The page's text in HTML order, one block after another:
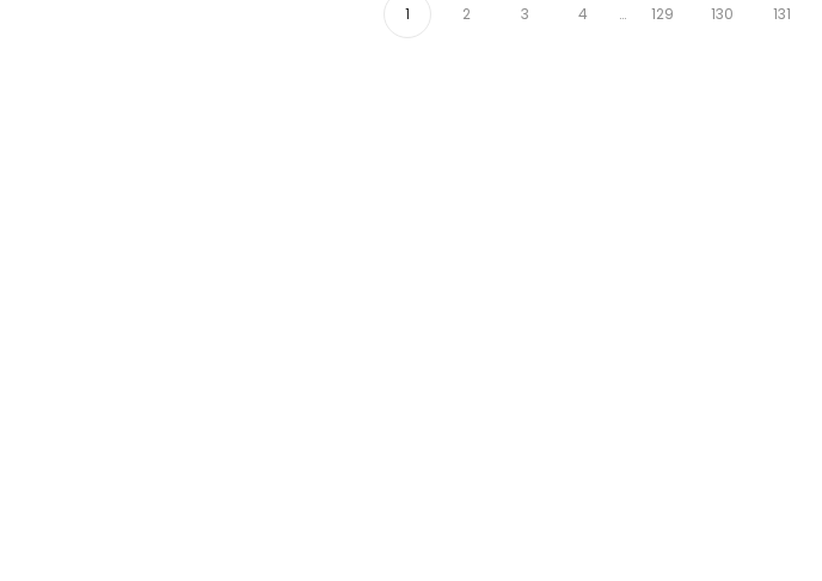
1 2 3 4 … 129 130 131